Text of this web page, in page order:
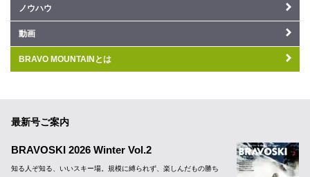
ノウハウ
動画
BRAVO MOUNTAINとは
最新号ご案内
BRAVOSKI 2026 Winter Vol.2
知る人ぞ知る、いいスキー場。規模に縛られず、楽しんだもの勝ち